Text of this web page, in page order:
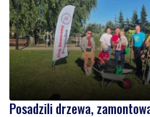
Posadzili drzewa,